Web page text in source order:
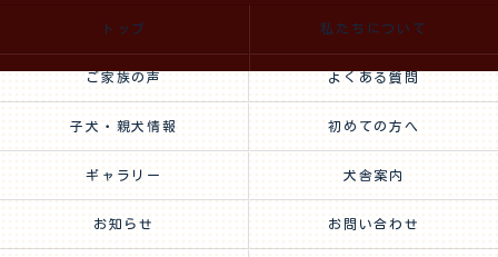
トップ 私たちについて
ご家族の声 よくある質問
子犬・親犬情報 初めての方へ
ギャラリー 犬舎案内
お知らせ お問い合わせ